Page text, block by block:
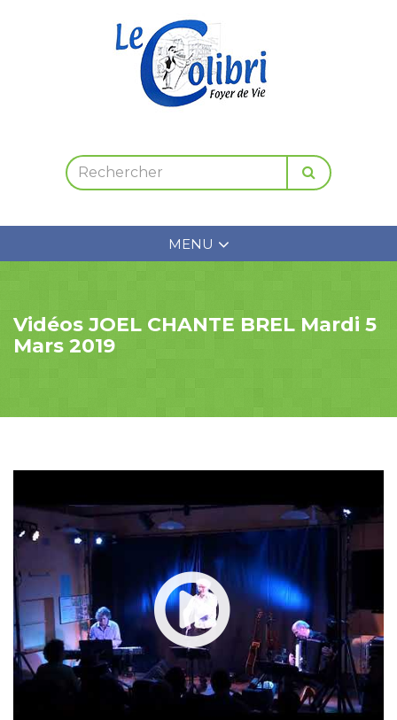
MENU
Vidéos JOEL CHANTE BREL Mardi 5
Mars 2019